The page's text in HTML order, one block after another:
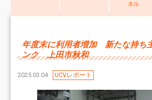
ネル
年度末に利用者増加 新たな持ち
ンク 上田市秋和
2025.03.04 UCVレポート